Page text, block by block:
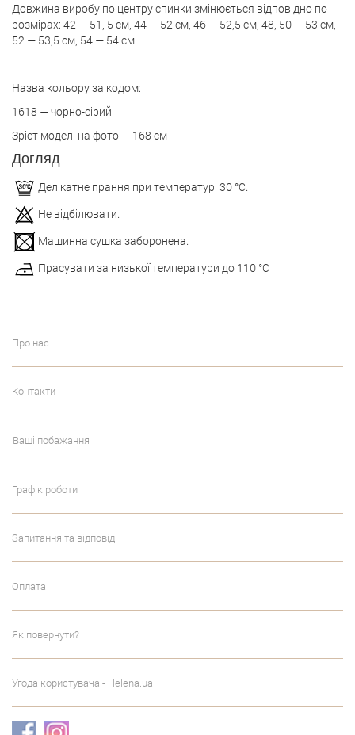
Довжина виробу по центру спинки змінюється відповідно по
розмірах: 42 — 51, 5 см, 44 — 52 см, 46 — 52,5 см, 48, 50 — 53 см,
52 — 53,5 см, 54 — 54 см
Назва кольору за кодом:
1618 — чорно-сірий
Зріст моделі на фото — 168 см
Догляд
Делікатне прання при температурі 30 °С.
Не відбілювати.
Машинна сушка заборонена.
Прасувати за низької температури до 110 °С
Про нас
Контакти
Ваші побажання
Графік роботи
Запитання та відповіді
Оплата
Як повернути?
Угода користувача - Helena.ua